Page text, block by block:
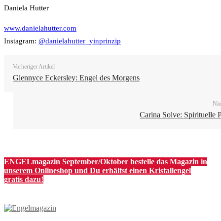
Daniela Hutter
www.danielahutter.com
Instagram: @danielahutter_yinprinzip
Vorheriger Artikel
Glennyce Eckersley: Engel des Morgens
Carina Solve: Spirituelle
ENGELmagazin September/Oktober bestelle das Magazin in
unserem Onlineshop und Du erhältst einen Kristallengel
gratis dazu!